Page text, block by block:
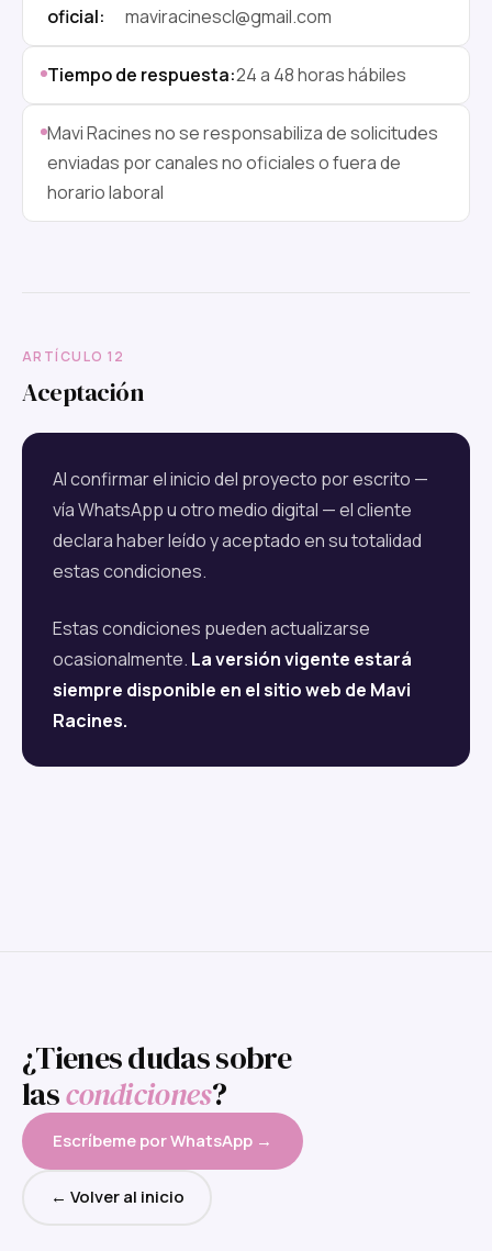
oficial:
maviracinescl@gmail.com
Tiempo de respuesta:24 a 48 horas hábiles
Mavi Racines no se responsabiliza de solicitudes
enviadas por canales no oficiales o fuera de
horario laboral
ARTÍCULO 12
Aceptación
Al confirmar el inicio del proyecto por escrito —
vía WhatsApp u otro medio digital — el cliente
declara haber leído y aceptado en su totalidad
estas condiciones.
Estas condiciones pueden actualizarse
ocasionalmente. La versión vigente estará
siempre disponible en el sitio web de Mavi
Racines.
¿Tienes dudas sobre
lascondiciones?
Escríbeme por WhatsApp →
← Volver al inicio